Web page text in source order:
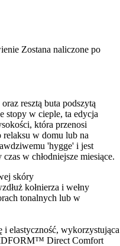
Zostana naliczone po
resztą buta podszytą
stopy w cieple, ta edycja
która przenosi
w domu lub na
'hygge' i jest
w chłodniejsze miesiące.
skóry
kołnierza i wełny
tonalnych lub w
i elastyczność, wykorzystująca
Direct Comfort